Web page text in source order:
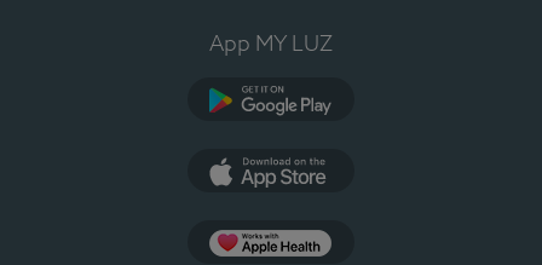
App MY LUZ